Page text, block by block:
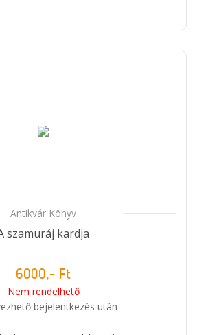
Antikvár Könyv
szamuráj kardja
6000,- Ft
Nem rendelhető
bejelentkezés után